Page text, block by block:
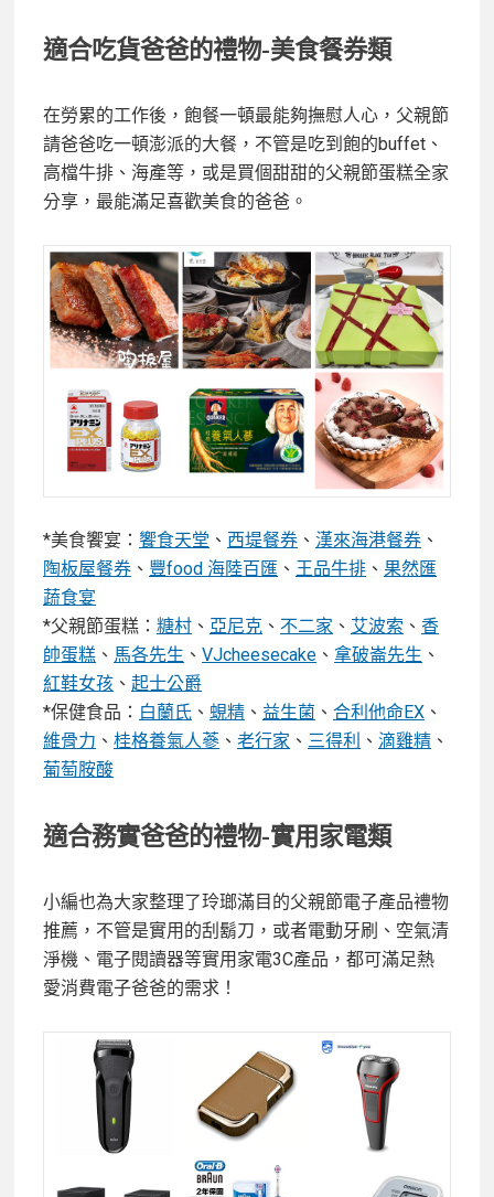
適合吃貨爸爸的禮物-美食餐券類
在勞累的工作後，飽餐一頓最能夠撫慰人心，父親節
請爸爸吃一頓澎派的大餐，不管是吃到飽的buffet、
高檔牛排、海產等，或是買個甜甜的父親節蛋糕全家
分享，最能滿足喜歡美食的爸爸。
*美食饗宴： 饗食天堂 、 西堤餐券 、 漢來海港餐券 、
陶板屋餐券 、 豐food 海陸百匯 、 王品牛排 、 果然匯
蔬食宴
*父親節蛋糕： 糖村 、 亞尼克 、 不二家 、 艾波索 、 香
帥蛋糕 、 馬各先生 、 VJcheesecake 、 拿破崙先生 、
紅鞋女孩 、 起士公爵
*保健食品： 白蘭氏 、 蜆精 、 益生菌 、 合利他命EX 、
維骨力 、 桂格養氣人蔘 、 老行家 、 三得利 、 滴雞精 、
葡萄胺酸
適合務實爸爸的禮物-實用家電類
小編也為大家整理了玲瑯滿目的父親節電子產品禮物
推薦，不管是實用的刮鬍刀，或者電動牙刷、空氣清
淨機、電子閱讀器等實用家電3C產品，都可滿足熱
愛消費電子爸爸的需求！